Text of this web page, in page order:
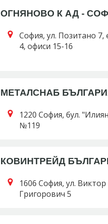
ОГНЯНОВО К АД -
София, ул. Позитано 7,
4, офиси 15-16
МЕТАЛСНАБ
1220 София, бул.
№119
КОВИНТРЕЙД
1606 София, ул. Виктор
Григорович 5